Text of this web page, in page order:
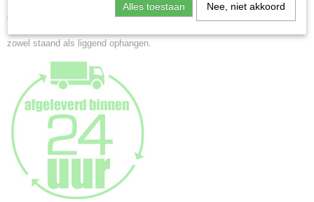
Achterwand voorzien van standaard t/m formaat 20x30cm.
zowel staand als liggend ophangen.
Alles toestaan Nee, niet akkoord